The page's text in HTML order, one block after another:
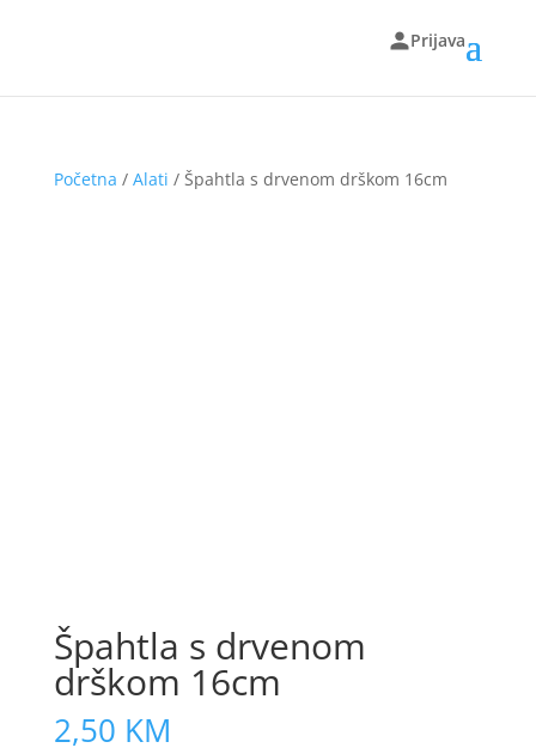
Prijava
Početna / Alati / Špahtla s drvenom drškom 16cm
Špahtla s drvenom
drškom 16cm
2,50 KM